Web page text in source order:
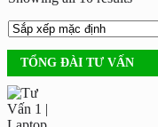
TỔNG ĐÀI TƯ VẤN